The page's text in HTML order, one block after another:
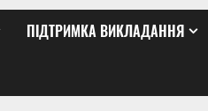
ПІДТРИМКА ВИКЛАДАННЯ